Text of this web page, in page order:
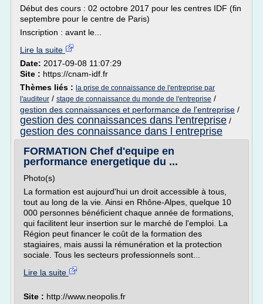
Début des cours : 02 octobre 2017 pour les centres IDF (fin
septembre pour le centre de Paris)
Inscription : avant le...
Lire la suite
Date: 2017-09-08 11:07:29
Site : https://cnam-idf.fr
Thèmes liés : la prise de connaissance de l'entreprise par
l'auditeur / stage de connaissance du monde de l'entreprise /
gestion des connaissances et performance de l'entreprise /
gestion des connaissances dans l'entreprise /
gestion des connaissance dans l entreprise
FORMATION Chef d'equipe en
performance energetique du ...
Photo(s)
La formation est aujourd'hui un droit accessible à tous,
tout au long de la vie. Ainsi en Rhône-Alpes, quelque 10
000 personnes bénéficient chaque année de formations,
qui facilitent leur insertion sur le marché de l'emploi. La
Région peut financer le coût de la formation des
stagiaires, mais aussi la rémunération et la protection
sociale. Tous les secteurs professionnels sont...
Lire la suite
Site : http://www.neopolis.fr